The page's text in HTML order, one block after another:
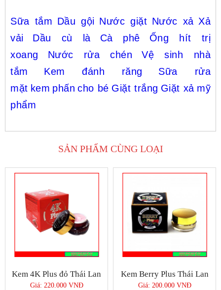
Sữa tắm Dầu gội Nước giặt Nước xả Xả
vải
Dầu cù là Cà phê
Ống hít trị
xoang
Nước rửa chén
Vệ sinh nhà
tắm
Kem đánh răng
Sữa rửa
mặt kem phấn cho bé Giặt trắng Giặt xả mỹ
phẩm
SẢN PHẨM CÙNG LOẠI
Kem 4K Plus đỏ Thái Lan
Giá: 220.000 VNĐ
Kem Berry Plus Thái Lan
Giá: 200.000 VNĐ